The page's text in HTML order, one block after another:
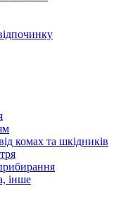
комах та шкідників
інше